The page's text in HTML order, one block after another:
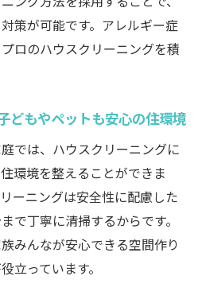
策が可能です。アレルギー症
ロのハウスクリーニングを積
どもやペットも安心の住環境
では、ハウスクリーニングに
環境を整えることができま
ーニングは安全性に配慮した
で丁寧に清掃するからです。
みんなが安心できる空間作り
立っています。